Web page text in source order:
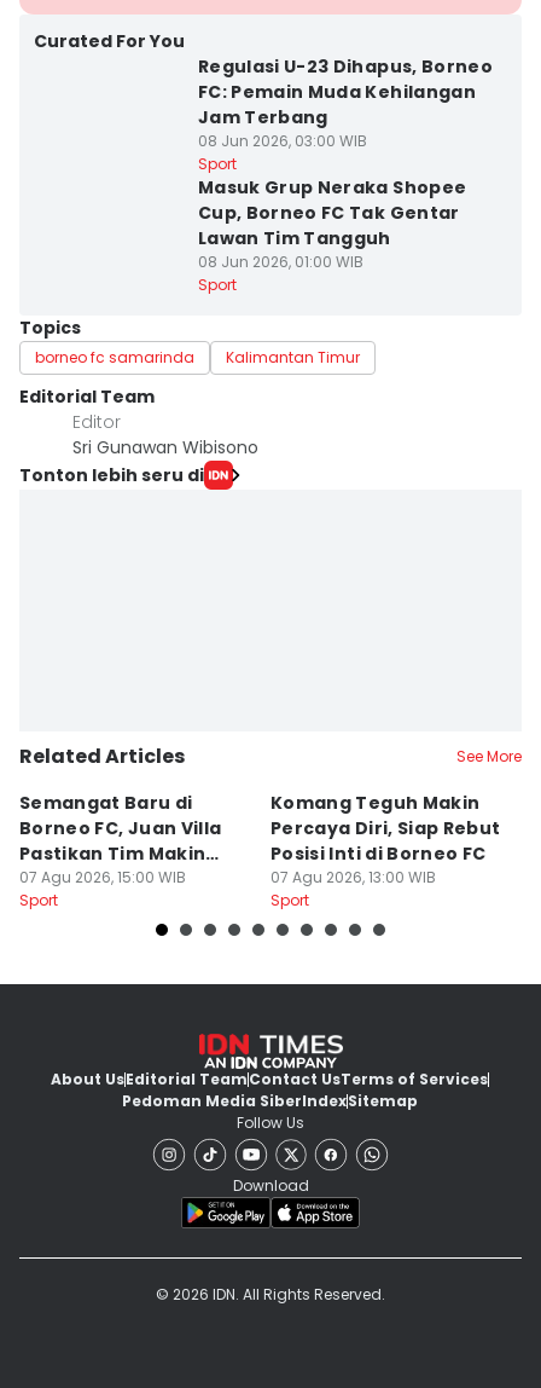
Curated For You
Regulasi U-23 Dihapus, Borneo
FC: Pemain Muda Kehilangan
Jam Terbang
08 Jun 2026, 03:00 WIB
Sport
Masuk Grup Neraka Shopee
Cup, Borneo FC Tak Gentar
Lawan Tim Tangguh
08 Jun 2026, 01:00 WIB
Sport
Topics
borneo fc samarinda Kalimantan Timur
Editorial Team
Editor
Sri Gunawan Wibisono
Tonton lebih seru di
Related Articles See More
Semangat Baru di
Borneo FC, Juan Villa
Pastikan Tim Makin
Kompak
07 Agu 2026, 15:00 WIB
Sport
Komang Teguh Makin
Percaya Diri, Siap Rebut
Posisi Inti di Borneo FC
07 Agu 2026, 13:00 WIB
Sport
About UsEditorial TeamContact UsTerms of Services
Pedoman Media SiberIndexSitemap
Follow Us
Download
© 2026 IDN. All Rights Reserved.